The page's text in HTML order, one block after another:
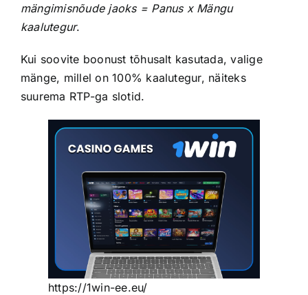
mängimisnõude jaoks = Panus x Mängu
kaalutegur.
Kui soovite boonust tõhusalt kasutada, valige
mänge, millel on 100% kaalutegur, näiteks
suurema RTP-ga slotid.
https://1win-ee.eu/